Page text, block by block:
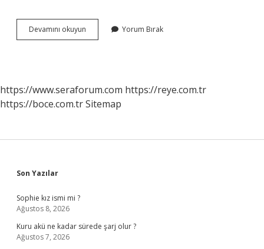
Devamını okuyun
Amper
Yorum Bırak
https://www.seraforum.com https://reye.com.tr
https://boce.com.trSitemap
Sidebar
Son Yazılar
Sophie kız ismi mi ?
Ağustos 8, 2026
Kuru akü ne kadar sürede şarj olur ?
Ağustos 7, 2026